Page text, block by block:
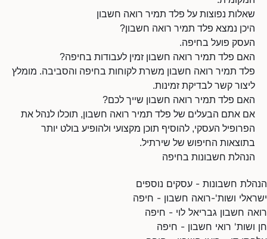
שאלות נפוצות על פלד תמיר רואה חשבון
היכן נמצא פלד תמיר רואה חשבון?
העסק פועל בחיפה.
האם פלד תמיר רואה חשבון זמין לעבודות בחיפה?
פלד תמיר רואה חשבון משרת לקוחות בחיפה והסביבה. מומלץ
ליצור קשר לבדיקת זמינות.
האם פלד תמיר רואה חשבון שייך לכם?
אם אתם הבעלים של פלד תמיר רואה חשבון, תוכלו לנהל את
הפרופיל העסקי, להוסיף תוכן מקצועי ולהופיע בולט יותר
בתוצאות החיפוש של שירתיל.
הנהלת חשבונות בחיפה
הנהלת חשבונות - עסקים נוספים
ישראלי ושות'-רואה חשבון - חיפה
רואה חשבון גבריאל לוי - חיפה
חן ושות' רואי חשבון - חיפה